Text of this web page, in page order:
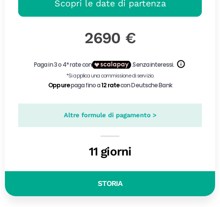
Scopri le date di partenza
2690 €
Altre formule di pagamento >
11 giorni
STORIA